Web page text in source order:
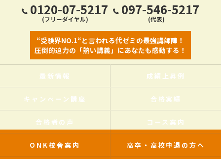
0120-07-5217
(フリーダイヤル)
097-546-5217
(代表)
“受験界NO.1“と言われる代ゼミの最強講師陣！
圧倒的迫力の「熱い講義」にあなたも感動する！
最新情報 成績上昇例
キャンペーン講座 合格実績
合格者の声 コース案内
ONK校舎案内 高卒・高校中退の方へ